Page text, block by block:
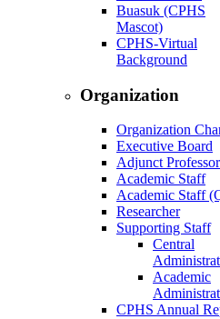
Buasuk (CPHS
Mascot)
CPHS-Virtual
Background
Organization
Organization
Executive Board
Adjunct Professor
Academic Staff
Academic Staff
Researcher
Supporting Staff
Central
Academic
CPHS Annual